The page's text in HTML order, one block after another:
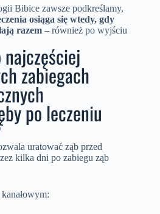
Bibice zawsze podkreślamy,
osiąga się wtedy, gdy
razem– również po wyjściu
zabiegach
po leczeniu
uratować ząb przed
kilka dni po zabiegu ząb